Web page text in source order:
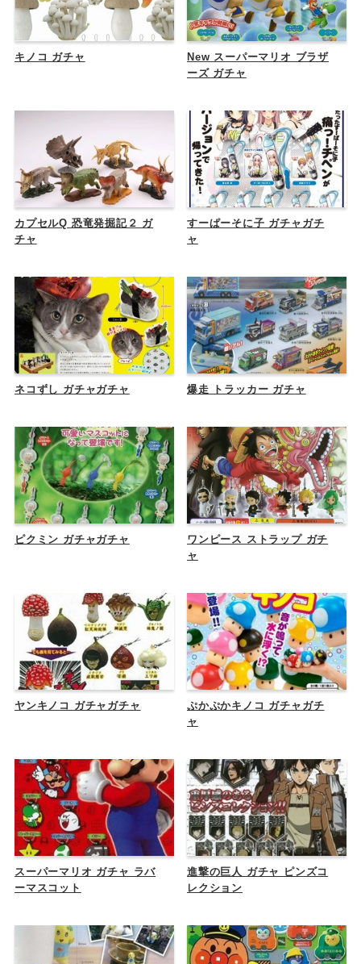
キノコ ガチャ
New スーパーマリオ ブラザ
ーズ ガチャ
カプセルQ 恐竜発掘記２ ガ
チャ
すーぱーそに子 ガチャガチ
ャ
ネコずし ガチャガチャ 爆走 トラッカー ガチャ
ピクミン ガチャガチャ
ワンピース ストラップ ガチ
ャ
ヤンキノコ ガチャガチャ
ぷかぷかキノコ ガチャガチ
ャ
スーパーマリオ ガチャ ラバ
ーマスコット
進撃の巨人 ガチャ ピンズコ
レクション